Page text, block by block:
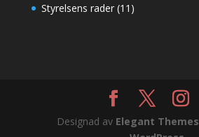
Styrelsens rader(11)
Designad av Elegant Themes